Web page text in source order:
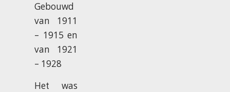
Gebouwd
van 1911
– 1915 en
van 1921
– 1928
Het was